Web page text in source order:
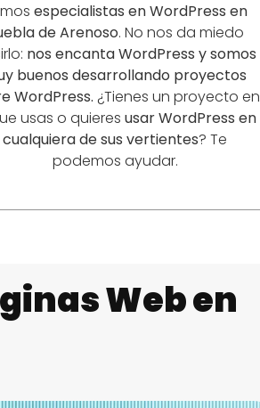
especialistas en WordPress en
de Arenoso. No nos da miedo
nos encanta WordPress y somos
buenos desarrollando proyectos
WordPress. ¿Tienes un proyecto en
usas o quieres usar WordPress en
cualquiera de sus vertientes? Te
podemos ayudar.
Web en